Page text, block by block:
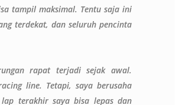
tampil maksimal. Tentu saja ini
terdekat, dan seluruh pencinta
rapat terjadi sejak awal.
line. Tetapi, saya berusaha
terakhir saya bisa lepas dan